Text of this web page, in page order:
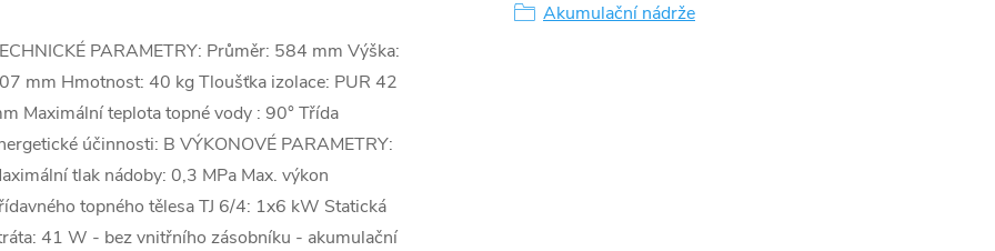
PARAMETRY: Průměr: 584 mm Výška:
mm Hmotnost: 40 kg Tloušťka izolace: PUR 42
Maximální teplota topné vody : 90° Třída
účinnosti: B VÝKONOVÉ PARAMETRY:
tlak nádoby: 0,3 MPa Max. výkon
topného tělesa TJ 6/4: 1x6 kW Statická
41 W - bez vnitřního zásobníku - akumulační
Akumulační nádrže